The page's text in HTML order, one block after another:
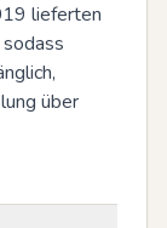
lieferten
über